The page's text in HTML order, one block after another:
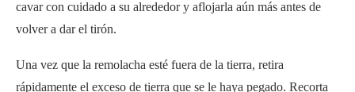
cavar con cuidado a su alrededor y aflojarla aún más antes de
volver a dar el tirón.
Una vez que la remolacha esté fuera de la tierra, retira
rápidamente el exceso de tierra que se le haya pegado. Recorta